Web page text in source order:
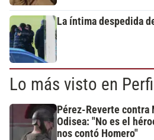
La íntima despedida
Lo más visto en Perfil
Pérez-Reverte contra
Odisea: "No es el
nos contó Homero"